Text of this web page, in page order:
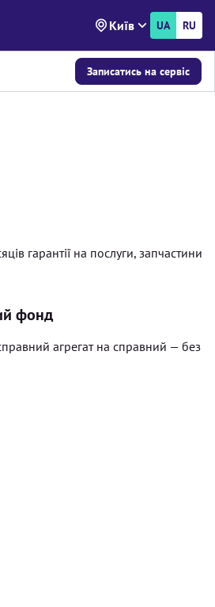
Київ UA RU
Записатись на сервіс
гарантії на послуги, запчастини
фонд
агрегат на справний — без